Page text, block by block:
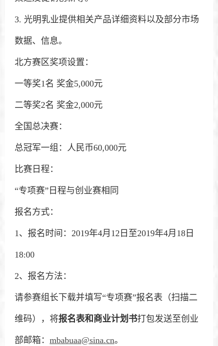
3. 光明乳业提供相关产品详细资料以及部分市场
数据、信息。
北方赛区奖项设置：
一等奖1名 奖金5,000元
二等奖2名 奖金2,000元
全国总决赛：
总冠军一组：人民币60,000元
比赛日程：
“专项赛”日程与创业赛相同
报名方式：
1、报名时间：2019年4月12日至2019年4月18日
18:00
2、报名方法：
请参赛组长下载并填写“专项赛”报名表（扫描二
维码），将报名表和商业计划书打包发送至创业
部邮箱： mbabuaa@sina.cn。